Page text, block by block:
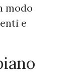
modo
e